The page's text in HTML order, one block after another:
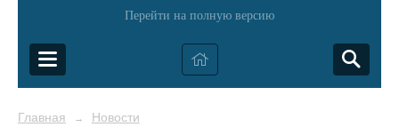
Перейти на полную версию
Главная → Новости